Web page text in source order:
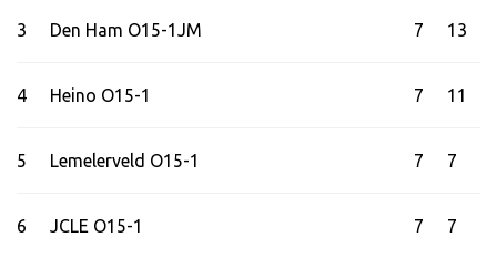
3 Den Ham O15-1JM 7 13
4 Heino O15-1 7 11
5 Lemelerveld O15-1 7 7
6 JCLE O15-1 7 7